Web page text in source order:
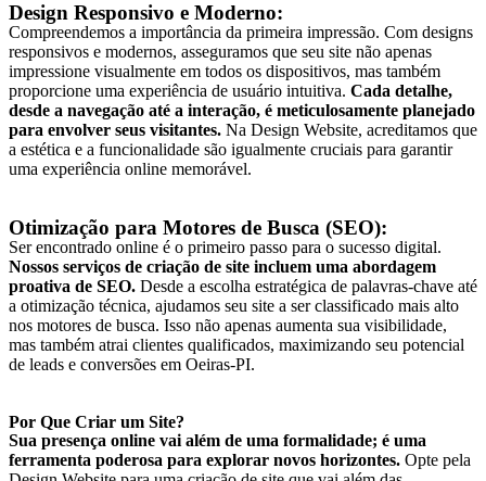
Design Responsivo e Moderno:
Compreendemos a importância da primeira impressão. Com designs
responsivos e modernos, asseguramos que seu site não apenas
impressione visualmente em todos os dispositivos, mas também
proporcione uma experiência de usuário intuitiva. Cada detalhe,
desde a navegação até a interação, é meticulosamente planejado
para envolver seus visitantes. Na Design Website, acreditamos que
a estética e a funcionalidade são igualmente cruciais para garantir
uma experiência online memorável.
Otimização para Motores de Busca (SEO):
Ser encontrado online é o primeiro passo para o sucesso digital.
Nossos serviços de criação de site incluem uma abordagem
proativa de SEO. Desde a escolha estratégica de palavras-chave até
a otimização técnica, ajudamos seu site a ser classificado mais alto
nos motores de busca. Isso não apenas aumenta sua visibilidade,
mas também atrai clientes qualificados, maximizando seu potencial
de leads e conversões em Oeiras-PI.
Por Que Criar um Site?
Sua presença online vai além de uma formalidade; é uma
ferramenta poderosa para explorar novos horizontes. Opte pela